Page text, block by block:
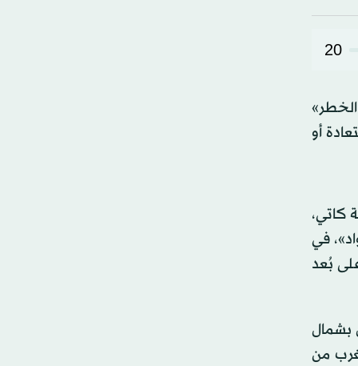
20
أو
كاتي،
في
بُعد
بشمال
من